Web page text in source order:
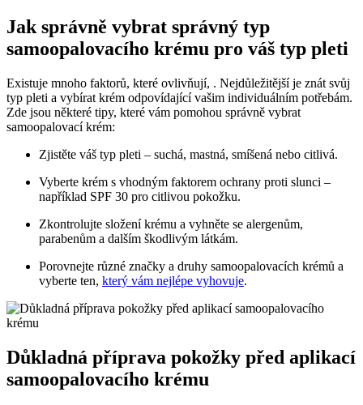
Jak správně vybrat správný typ
samoopalovacího krému pro váš typ pleti
Existuje mnoho faktorů, které ovlivňují, . Nejdůležitější je znát svůj
typ pleti a vybírat krém odpovídající vašim individuálním potřebám.
Zde jsou některé tipy, které vám pomohou správně vybrat
samoopalovací krém:
Zjistěte váš typ pleti – suchá, mastná, smíšená nebo citlivá.
Vyberte krém s vhodným faktorem ochrany proti slunci –
například SPF 30 pro citlivou pokožku.
Zkontrolujte složení krému a vyhněte se alergenům,
parabenům a dalším škodlivým látkám.
Porovnejte různé značky a druhy samoopalovacích krémů a
vyberte ten, který vám nejlépe vyhovuje.
Důkladná příprava pokožky před aplikací
samoopalovacího krému